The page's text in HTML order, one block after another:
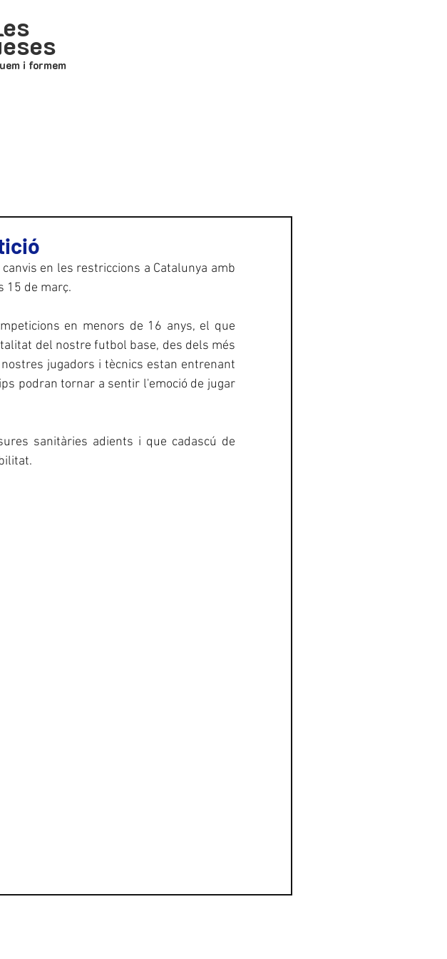
i formem
en les restriccions a Catalunya amb
15 de març.
en menors de 16 anys, el que
del nostre futbol base, des dels més
jugadors i tècnics estan entrenant
podran tornar a sentir l'emoció de jugar
sanitàries adients i que cadascú de